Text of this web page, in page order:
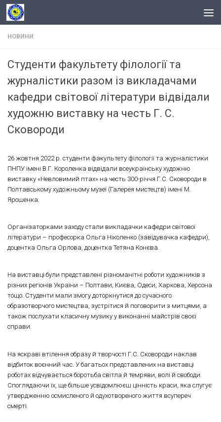
Skip to content
НОВИНИ
Студенти факультету філології та
журналістики разом із викладачами
кафедри світової літератури відвідали
художню виставку на честь Г. С.
Сковороди
26 жовтня 2022 р. студенти факультету філології та журналістики
ПНПУ імені В.Г. Короленка відвідали всеукраїнську художню
виставку «Невловимий птах» на честь 300-річчя Г.С. Сковороди в
Полтавському художньому музеї (Галерея мистецтв) імені М.
Ярошенка.
Організаторками заходу стали викладачки кафедри світової
літератури – професорка Ольга Ніколенко (завідувачка кафедри),
доцентка Ольга Орлова, доцентка Тетяна Конєва.
На виставці були представлені різноманітні роботи художників з
різних регіонів України – Полтави, Києва, Одеси, Харкова, Херсона
тощо. Студенти мали змогу доторкнутися до сучасного
образотворчого мистецтва, зустрітися й поговорити з митцями, а
також послухати класичну музику у виконанні майстрів своєї
справи.
На яскраві втілення образу й творчості Г.С. Сковороди наклав
відбиток воєнний час. У багатьох представлених на виставці
роботах відчувається боротьба світла й темряви, волі й свободи.
Споглядаючи їх, ще більше усвідомлюєш цінність краси, яка слугує
утвердженню осмисленого й одухотвореного життя всупереч
смерті.